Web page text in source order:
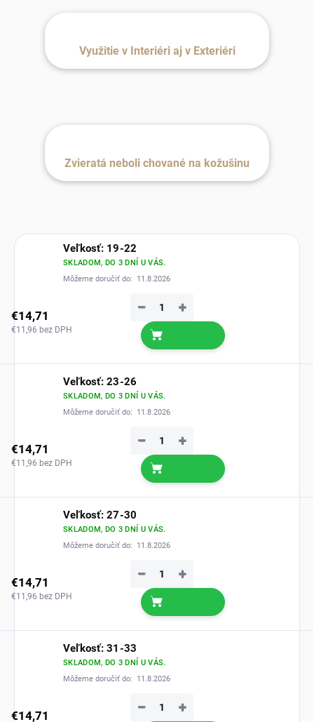
Využitie v Interiéri aj v Exteriéri
Zvieratá neboli chované na kožušinu
Veľkosť: 19-22
SKLADOM, DO 3 DNÍ U VÁS.
Môžeme doručiť do:
11.8.2026
€14,71
€11,96 bez DPH
+
−
Veľkosť: 23-26
SKLADOM, DO 3 DNÍ U VÁS.
Môžeme doručiť do:
11.8.2026
€14,71
€11,96 bez DPH
+
−
Veľkosť: 27-30
SKLADOM, DO 3 DNÍ U VÁS.
Môžeme doručiť do:
11.8.2026
€14,71
€11,96 bez DPH
+
−
Veľkosť: 31-33
SKLADOM, DO 3 DNÍ U VÁS.
Môžeme doručiť do:
11.8.2026
€14,71 +
−